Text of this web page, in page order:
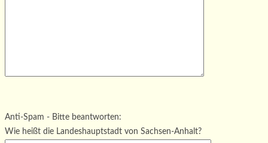
Bitte lasse dieses Feld leer.
Anti-Spam - Bitte beantworten:
Wie heißt die Landeshauptstadt von Sachsen-Anhalt?